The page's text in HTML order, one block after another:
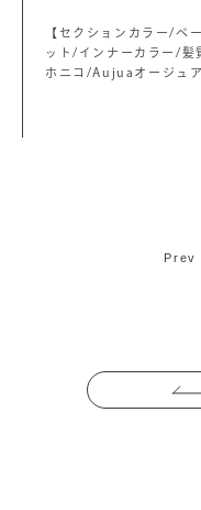
【セクションカラー/ペ
ット/インナーカラー/髪
ホニコ/Aujuaオージュ
Prev